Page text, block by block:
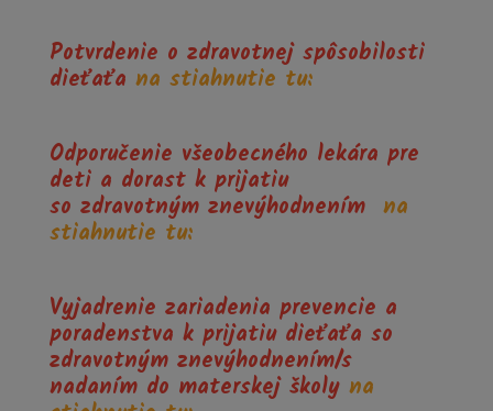
Potvrdenie o zdravotnej spôsobilosti
dieťaťa na stiahnutie tu:
Odporučenie všeobecného lekára pre
deti a dorast k prijatiu
so zdravotným znevýhodnením na
stiahnutie tu:
Vyjadrenie zariadenia prevencie a
poradenstva k prijatiu dieťaťa so
zdravotným znevýhodnením/s
nadaním do materskej školy na